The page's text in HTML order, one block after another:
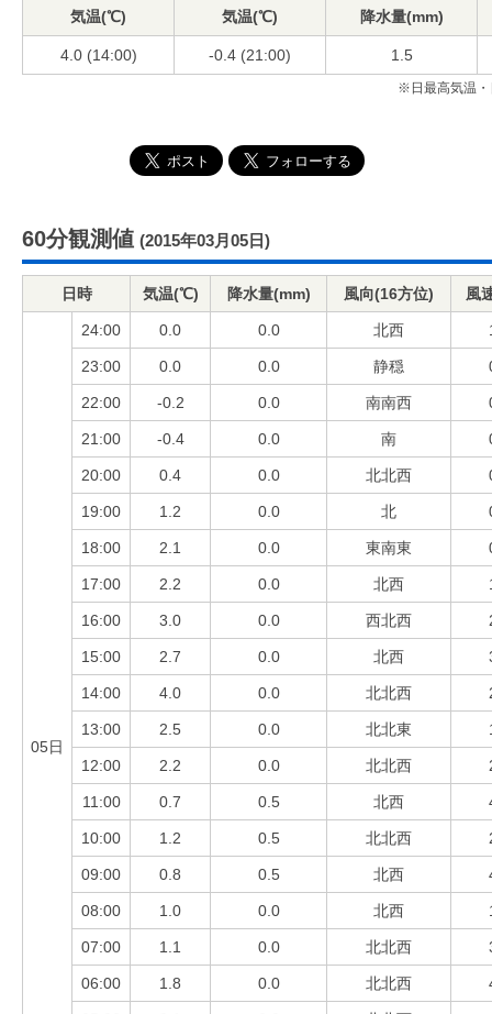
気温(℃)
気温(℃)
降水量(mm)
4.0 (14:00) -0.4 (21:00) 1.5
※日最高気温・
60分観測値 (2015年03月05日)
日時 気温(℃) 降水量(mm) 風向(16方位) 風
05日
24:00 0.0 0.0 北西
23:00 0.0 0.0 静穏
22:00 -0.2 0.0 南南西
21:00 -0.4 0.0 南
20:00 0.4 0.0 北北西
19:00 1.2 0.0 北
18:00 2.1 0.0 東南東
17:00 2.2 0.0 北西
16:00 3.0 0.0 西北西
15:00 2.7 0.0 北西
14:00 4.0 0.0 北北西
13:00 2.5 0.0 北北東
12:00 2.2 0.0 北北西
11:00 0.7 0.5 北西
10:00 1.2 0.5 北北西
09:00 0.8 0.5 北西
08:00 1.0 0.0 北西
07:00 1.1 0.0 北北西
06:00 1.8 0.0 北北西